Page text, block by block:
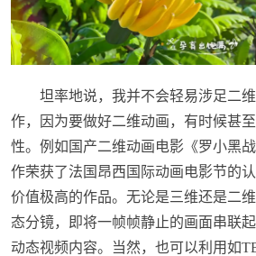
坦率地说，我并不会轻易涉足二
作，因为要做好二维动画，有时候甚
性。例如国产二维动画电影《罗小黑
作荣获了法国昂西国际动画电影节的
价值极高的作品。无论是三维还是二
态分镜，即将一帧帧静止的画面串联
动态视频内容。当然，也可以利用如